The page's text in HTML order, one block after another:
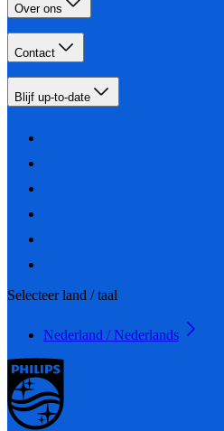
Over ons
Contact
Blijf up-to-date
Selecteer land / taal
Nederland / Nederlands